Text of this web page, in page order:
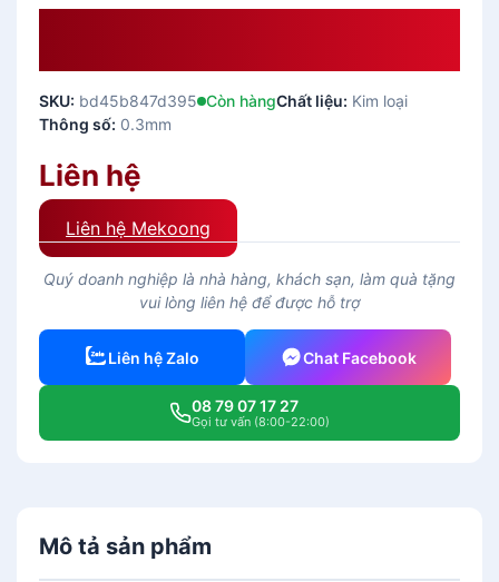
SKU: bd45b847d395 Còn hàngChất liệu: Kim loại
Thông số: 0.3mm
Liên hệ
Liên hệ Mekoong
Quý doanh nghiệp là nhà hàng, khách sạn, làm quà tặng
vui lòng liên hệ để được hỗ trợ
Liên hệ Zalo Chat Facebook
08 79 07 17 27
Gọi tư vấn (8:00-22:00)
Mô tả sản phẩm